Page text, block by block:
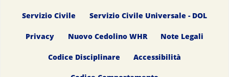
Servizio Civile Servizio Civile Universale - DOL
Privacy Nuovo Cedolino WHR Note Legali
Codice Disciplinare Accessibilità